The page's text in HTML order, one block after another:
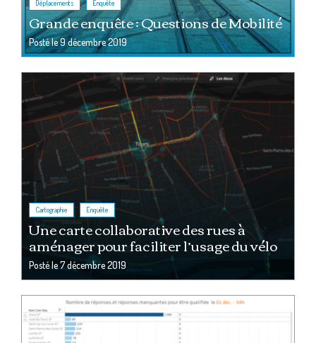
Déplacements Enquête
Grande enquête : Questions de Mobilité
Posté le9 décembre 2019
Cartographie Enquête
Une carte collaborative des rues à
aménager pour faciliter l’usage du vélo
Posté le7 décembre 2019